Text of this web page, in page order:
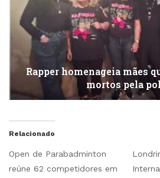
Rapper homenageia mães
mortos pela
Relacionado
Open de Parabadminton
reúne 62 competidores em